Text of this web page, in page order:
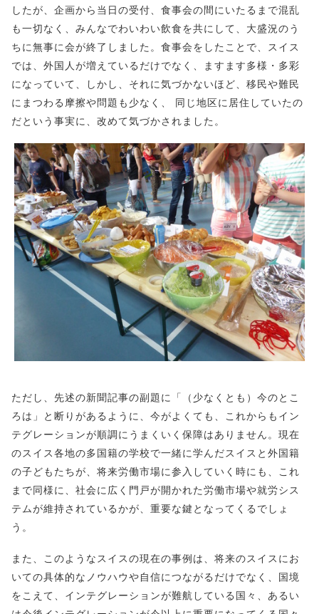
したが、企画から当日の受付、食事会の間にいたるまで混乱
も一切なく、みんなでわいわい飲食を共にして、大盛況のう
ちに無事に会が終了しました。食事会をしたことで、スイス
では、外国人が増えているだけでなく、ますます多様・多彩
になっていて、しかし、それに気づかないほど、移民や難民
にまつわる摩擦や問題も少なく、 同じ地区に居住していたの
だという事実に、改めて気づかされました。
ただし、先述の新聞記事の副題に「（少なくとも）今のとこ
ろは」と断りがあるように、今がよくても、これからもイン
テグレーションが順調にうまくいく保障はありません。現在
のスイス各地の多国籍の学校で一緒に学んだスイスと外国籍
の子どもたちが、将来労働市場に参入していく時にも、これ
まで同様に、社会に広く門戸が開かれた労働市場や就労シス
テムが維持されているかが、重要な鍵となってくるでしょ
う。
また、このようなスイスの現在の事例は、将来のスイスにお
いての具体的なノウハウや自信につながるだけでなく、国境
をこえて、インテグレーションが難航している国々、あるい